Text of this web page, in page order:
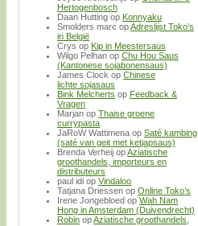
Hertogenbosch
Daan Hutting op Konnyaku
Smolders marc opAdreslijst Toko’s
in België
Crys op Kip in Meestersaus
Wilgo Pelhan op Chu Hou Saus
(Kantonese sojabonensaus)
James Clock op Chinese
lichte sojasaus
Bink Melcherts op Feedback &
Vragen
Marjan op Thaise groene
currypasta
JaRoW Wattimena op Saté kambing
(saté van geit met ketjapsaus)
Brenda Verheij opAziatische
groothandels, importeurs en
distributeurs
paul idi op Vindaloo
Tatjana Driessen op Online Toko’s
Irene Jongebloed op Wah Nam
Hong in Amsterdam (Duivendrecht)
Robin opAziatische groothandels,